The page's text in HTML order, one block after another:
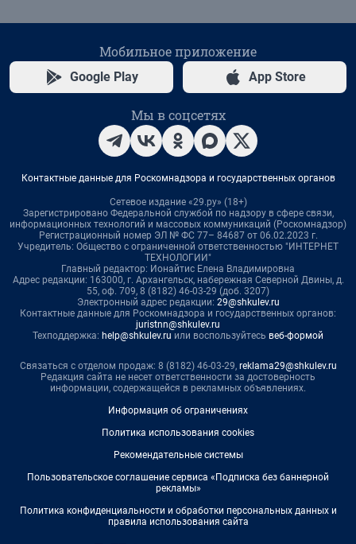
Мобильное приложение
Google Play App Store
Мы в соцсетях
Контактные данные для Роскомнадзора и государственных органов
Сетевое издание «29.ру» (18+)
Зарегистрировано Федеральной службой по надзору в сфере связи,
информационных технологий и массовых коммуникаций (Роскомнадзор)
Регистрационный номер ЭЛ № ФС 77– 84687 от 06.02.2023 г.
Учредитель: Общество с ограниченной ответственностью "ИНТЕРНЕТ
ТЕХНОЛОГИИ"
Главный редактор: Ионайтис Елена Владимировна
Адрес редакции: 163000, г. Архангельск, набережная Северной Двины, д.
55, оф. 709, 8 (8182) 46-03-29 (доб. 3207)
Электронный адрес редакции: 29@shkulev.ru
Контактные данные для Роскомнадзора и государственных органов:
juristnn@shkulev.ru
Техподдержка: help@shkulev.ru или воспользуйтесь веб-формой
Связаться с отделом продаж: 8 (8182) 46-03-29, reklama29@shkulev.ru
Редакция сайта не несет ответственности за достоверность
информации, содержащейся в рекламных объявлениях.
Информация об ограничениях
Политика использования cookies
Рекомендательные системы
Пользовательское соглашение сервиса «Подписка без баннерной
рекламы»
Политика конфиденциальности и обработки персональных данных и
правила использования сайта